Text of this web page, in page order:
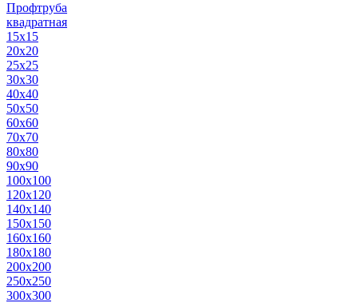
Профтруба
квадратная
15х15
20х20
25х25
30х30
40х40
50х50
60х60
70х70
80х80
90х90
100х100
120х120
140х140
150х150
160х160
180х180
200х200
250х250
300х300